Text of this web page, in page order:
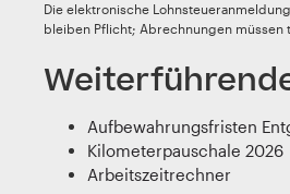
Die elektronische
bleiben Pflicht; Abrechnungen müssen
Aufbewahrungsfristen
Kilometerpauschale 2026
Arbeitszeitrechner